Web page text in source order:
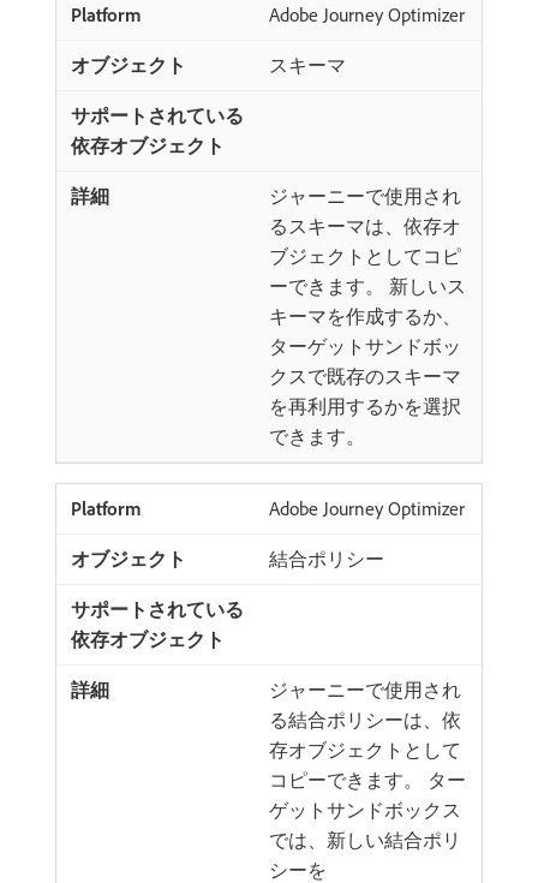
Adobe Journey Optimizer
スキーマ
ジャーニーで使用され
るスキーマは、依存オ
ブジェクトとしてコピ
ーできます。 新しいス
キーマを作成するか、
ターゲットサンドボッ
クスで既存のスキーマ
を再利用するかを選択
できます。
Adobe Journey Optimizer
結合ポリシー
ジャーニーで使用され
る結合ポリシーは、依
存オブジェクトとして
コピーできます。 ター
ゲットサンドボックス
では、新しい結合ポリ
シーを​